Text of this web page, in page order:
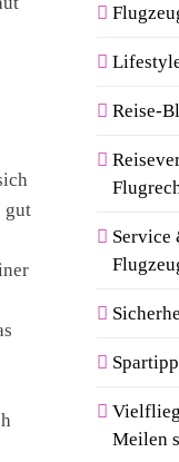
gut
Reise-
Meilen